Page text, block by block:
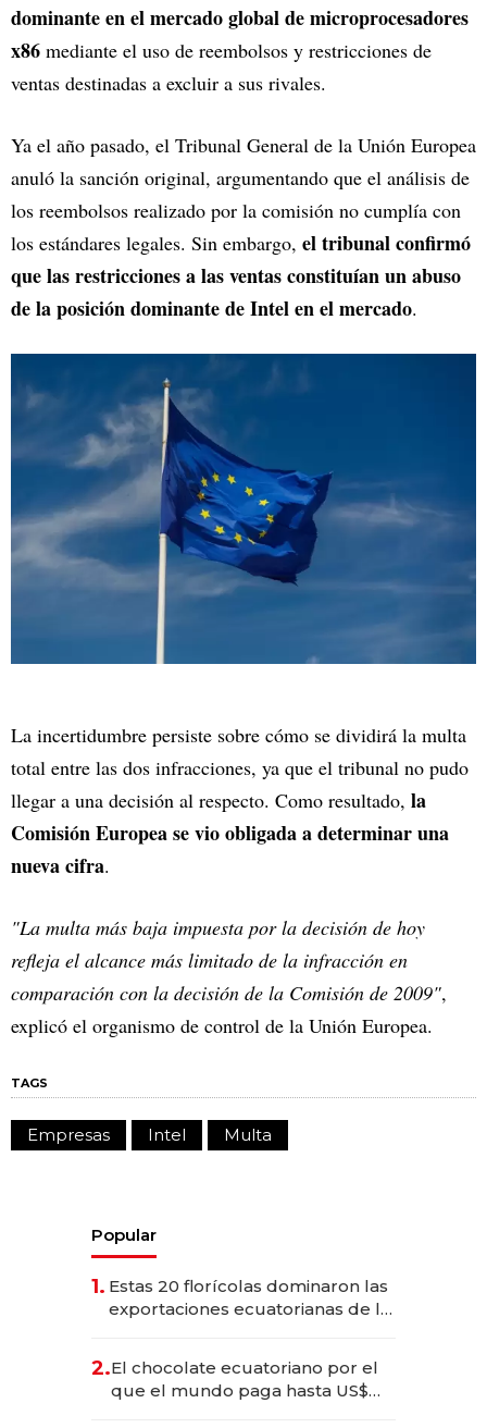
dominante en el mercado global de microprocesadores
x86 mediante el uso de reembolsos y restricciones de
ventas destinadas a excluir a sus rivales.
Ya el año pasado, el Tribunal General de la Unión Europea
anuló la sanción original, argumentando que el análisis de
los reembolsos realizado por la comisión no cumplía con
los estándares legales. Sin embargo, el tribunal confirmó
que las restricciones a las ventas constituían un abuso
de la posición dominante de Intel en el mercado.
La incertidumbre persiste sobre cómo se dividirá la multa
total entre las dos infracciones, ya que el tribunal no pudo
llegar a una decisión al respecto. Como resultado, la
Comisión Europea se vio obligada a determinar una
nueva cifra.
"La multa más baja impuesta por la decisión de hoy
refleja el alcance más limitado de la infracción en
comparación con la decisión de la Comisión de 2009",
explicó el organismo de control de la Unión Europea.
TAGS
Empresas Intel Multa
Popular
1. Estas 20 florícolas dominaron las
exportaciones ecuatorianas de la
2.El chocolate ecuatoriano por el
que el mundo paga hasta US$